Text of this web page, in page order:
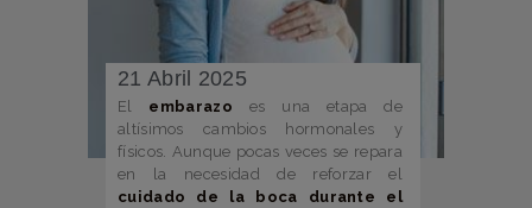
21 Abril 2025
El embarazo es una etapa de
altísimos cambios hormonales y
físicos. Aunque pocas veces se repara
en la necesidad de reforzar el
cuidado de la boca durante el